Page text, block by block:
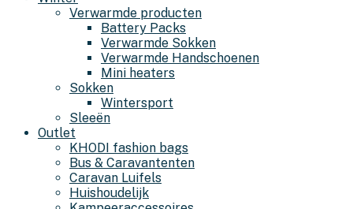
Verwarmde producten
Battery Packs
Verwarmde Sokken
Verwarmde Handschoenen
Mini heaters
Sokken
Wintersport
Sleeën
Outlet
KHODI fashion bags
Bus & Caravantenten
Caravan Luifels
Huishoudelijk